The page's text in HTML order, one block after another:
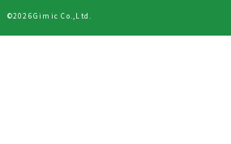
©2026Gimic Co.,Ltd.